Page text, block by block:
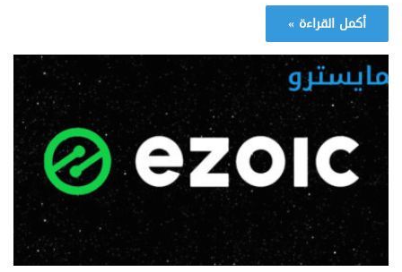
أكمل القراءة »